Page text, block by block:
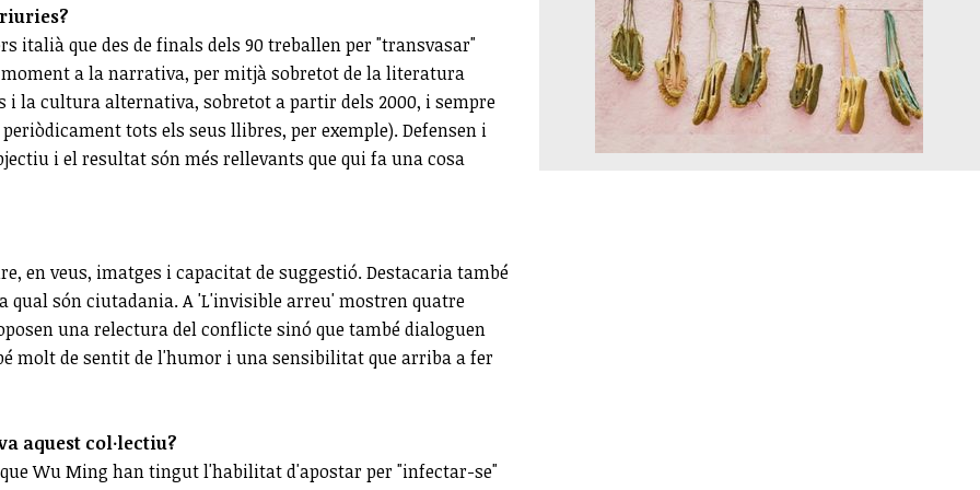
italià que des de finals dels 90 treballen per "transvasar"
a la narrativa, per mitjà sobretot de la literatura
la cultura alternativa, sobretot a partir dels 2000, i sempre
tots els seus llibres, per exemple). Defensen i
i el resultat són més rellevants que qui fa una cosa
en veus, imatges i capacitat de suggestió. Destacaria també
són ciutadania. A 'L'invisible arreu' mostren quatre
una relectura del conflicte sinó que també dialoguen
molt de sentit de l'humor i una sensibilitat que arriba a fer
aquest col·lectiu?
Wu Ming han tingut l'habilitat d'apostar per "infectar-se"